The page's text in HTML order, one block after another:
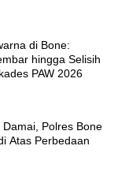
di Bone:
hingga Selisih
PAW 2026
Damai, Polres Bone
Atas Perbedaan